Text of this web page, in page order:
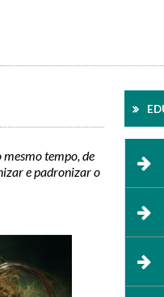
tempo, de
e padronizar o